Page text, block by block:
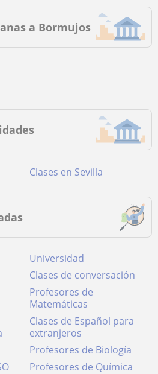
a Bormujos
Clases en Sevilla
Universidad
Clases de conversación
Profesores de
Matemáticas
Clases de Español para
extranjeros
Profesores de Biología
Profesores de Química